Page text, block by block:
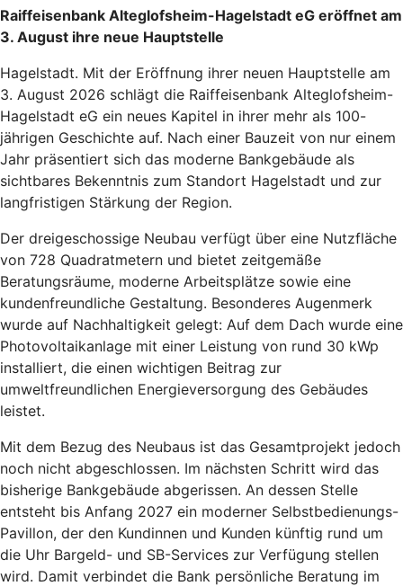
Raiffeisenbank Alteglofsheim-Hagelstadt eG eröffnet am
3. August ihre neue Hauptstelle
Hagelstadt. Mit der Eröffnung ihrer neuen Hauptstelle am
3. August 2026 schlägt die Raiffeisenbank Alteglofsheim-
Hagelstadt eG ein neues Kapitel in ihrer mehr als 100-
jährigen Geschichte auf. Nach einer Bauzeit von nur einem
Jahr präsentiert sich das moderne Bankgebäude als
sichtbares Bekenntnis zum Standort Hagelstadt und zur
langfristigen Stärkung der Region.
Der dreigeschossige Neubau verfügt über eine Nutzfläche
von 728 Quadratmetern und bietet zeitgemäße
Beratungsräume, moderne Arbeitsplätze sowie eine
kundenfreundliche Gestaltung. Besonderes Augenmerk
wurde auf Nachhaltigkeit gelegt: Auf dem Dach wurde eine
Photovoltaikanlage mit einer Leistung von rund 30 kWp
installiert, die einen wichtigen Beitrag zur
umweltfreundlichen Energieversorgung des Gebäudes
leistet.
Mit dem Bezug des Neubaus ist das Gesamtprojekt jedoch
noch nicht abgeschlossen. Im nächsten Schritt wird das
bisherige Bankgebäude abgerissen. An dessen Stelle
entsteht bis Anfang 2027 ein moderner Selbstbedienungs-
Pavillon, der den Kundinnen und Kunden künftig rund um
die Uhr Bargeld- und SB-Services zur Verfügung stellen
wird. Damit verbindet die Bank persönliche Beratung im